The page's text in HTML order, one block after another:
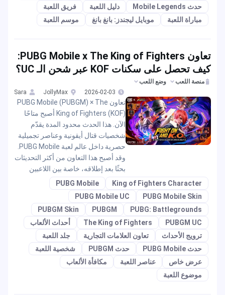
حدث Mobile Legends
دليل اللعبة
فريق اللعبة
مباراة اللعبة
موبايل ليجندز: بانغ بانغ موسم اللعبة
تعاون PUBG Mobile x The King of Fighters:
كيف تحصل على سكنات KOF عبر شحن الـ UC؟
منصة اللعب
وضع اللعب
2026-02-03
JollyMax
Sara
تعاون PUBG Mobile (PUBGM) × The
King of Fighters (KOF) أصبح متاحًا
الآن. هذا الحدث محدود المدة يقدّم
شخصيات قتال أيقونية وعناصر تجميلية
وقد أصبح هذا التعاون من أكثر التحديثات
بحثًا بعد إطلاقه، خاصة بين اللاعبين
King of Fighters Character
PUBG Mobile
PUBG Mobile Skin
PUBG Mobile UC
PUBG: Battlegrounds
PUBGM
PUBGM Skin
PUBGM UC
The King of Fighters
أحداث الألعاب
ترويج الأحداث
تعاون العلامات التجارية
جلد اللعبة
حدث PUBG Mobile
حدث PUBGM
شخصية اللعبة
عرض خاص
عناصر اللعبة
مكافأة الألعاب
موضوع اللعبة